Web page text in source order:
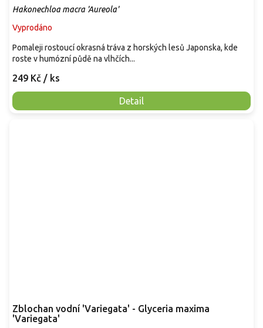
Hakonechloa macra 'Aureola'
Vyprodáno
249 Kč / ks
Detail
Pomaleji rostoucí okrasná tráva z horských lesů Japonska, kde
roste v humózní půdě na vlhčích...
Zblochan vodní 'Variegata' - Glyceria maxima
'Variegata'